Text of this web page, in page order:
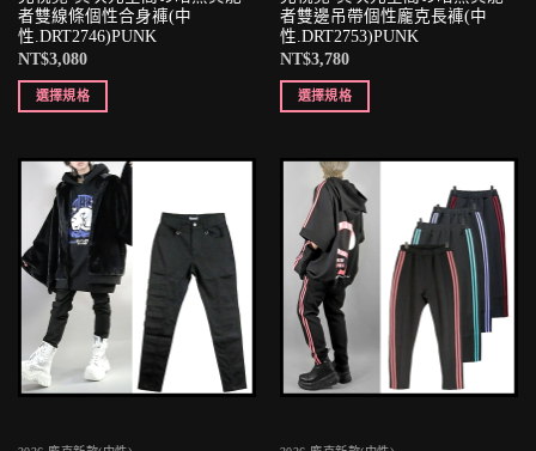
者雙線條個性合身褲(中
性.DRT2746)PUNK
NT$3,080
選擇規格
者雙邊吊帶個性龐克長褲(中
性.DRT2753)PUNK
NT$3,780
選擇規格